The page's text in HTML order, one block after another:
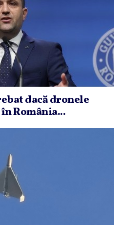
dacă dronele
România...